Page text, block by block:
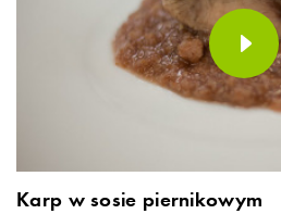
Karp w sosie piernikowym